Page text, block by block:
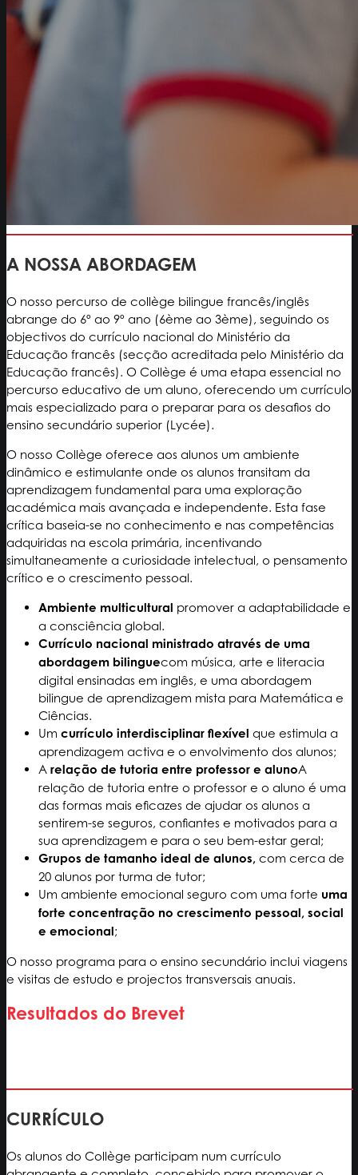
A NOSSA ABORDAGEM
O nosso percurso de collège bilingue francês/inglês
abrange do 6º ao 9º ano (6ème ao 3ème), seguindo os
objectivos do currículo nacional do Ministério da
Educação francês (secção acreditada pelo Ministério da
Educação francês). O Collège é uma etapa essencial no
percurso educativo de um aluno, oferecendo um currículo
mais especializado para o preparar para os desafios do
ensino secundário superior (Lycée).
O nosso Collège oferece aos alunos um ambiente
dinâmico e estimulante onde os alunos transitam da
aprendizagem fundamental para uma exploração
académica mais avançada e independente. Esta fase
crítica baseia-se no conhecimento e nas competências
adquiridas na escola primária, incentivando
simultaneamente a curiosidade intelectual, o pensamento
crítico e o crescimento pessoal.
Ambiente multicultural promover a adaptabilidade e
a consciência global.
Currículo nacional ministrado através de uma
abordagem bilinguecom música, arte e literacia
digital ensinadas em inglês, e uma abordagem
bilingue de aprendizagem mista para Matemática e
Ciências.
Um currículo interdisciplinar flexível que estimula a
aprendizagem activa e o envolvimento dos alunos;
A relação de tutoria entre professor e alunoA
relação de tutoria entre o professor e o aluno é uma
das formas mais eficazes de ajudar os alunos a
sentirem-se seguros, confiantes e motivados para a
sua aprendizagem e para o seu bem-estar geral;
Grupos de tamanho ideal de alunos, com cerca de
20 alunos por turma de tutor;
Um ambiente emocional seguro com uma forte uma
forte concentração no crescimento pessoal, social
e emocional;
O nosso programa para o ensino secundário inclui viagens
e visitas de estudo e projectos transversais anuais.
Resultados do Brevet
CURRÍCULO
Os alunos do Collège participam num currículo